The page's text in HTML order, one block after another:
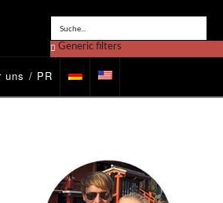
Generic filters
Exact matches only
uns / PR